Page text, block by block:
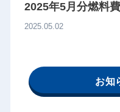
2025年5月分燃料
2025.05.02
お知